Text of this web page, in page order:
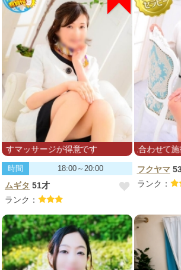
ージが得意です
時間 18:00～20:00
ムギタ 51才
ランク：
貴方様のお疲れに合わせて施術の
フクヤマ
ランク：